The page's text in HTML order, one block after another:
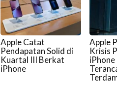
Apple Catat
Pendapatan Solid di
Kuartal III Berkat
iPhone
Apple
Krisis